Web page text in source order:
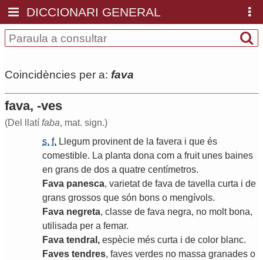
DICCIONARI GENERAL
Coincidències per a: fava
fava, -ves
(Del llatí faba, mat. sign.)
s. f. Llegum provinent de la favera i que és
comestible. La planta dona com a fruit unes baines
en grans de dos a quatre centímetros.
Fava panesca, varietat de fava de tavella curta i de
grans grossos que són bons o mengívols.
Fava negreta, classe de fava negra, no molt bona,
utilisada per a femar.
Fava tendral , espècie més curta i de color blanc.
Faves tendres, faves verdes no massa granades o